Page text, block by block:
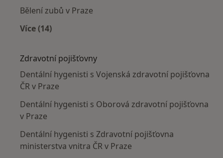
Bělení zubů v Praze
Více (14)
Zdravotní pojišťovny
Dentální hygenisti s Vojenská zdravotní pojišťovna
ČR v Praze
Dentální hygenisti s Oborová zdravotní pojišťovna
v Praze
Dentální hygenisti s Zdravotní pojišťovna
ministerstva vnitra ČR v Praze